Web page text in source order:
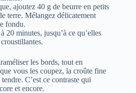
ajoutez 40 g de beurre en petits
terre. Mélangez délicatement
fondu.
20 minutes, jusqu’à ce qu’elles
les bords, tout en
vous les coupez, la croûte fine
C’est ce contraste qui
et encore.